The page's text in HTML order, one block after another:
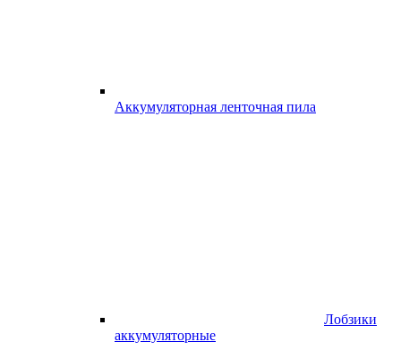
Аккумуляторная ленточная пила
Лобзики
аккумуляторные